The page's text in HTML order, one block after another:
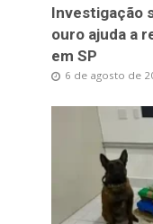
Investigação
ouro ajuda a
em SP
6 de agosto de